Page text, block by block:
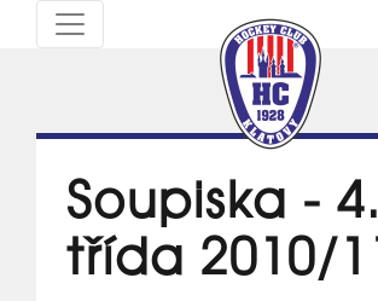
Soupiska - 4.
třída 2010/